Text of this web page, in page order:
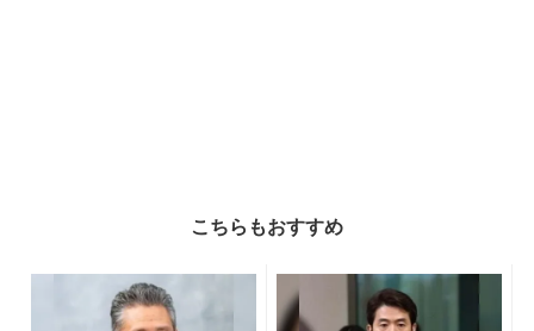
こちらもおすすめ